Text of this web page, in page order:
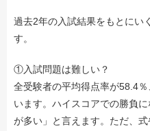
過去2年の入試結果をもとにい
す。
①入試問題は難しい？
全受験者の平均得点率が58.4
います。ハイスコアでの勝負
が多い」と言えます。ただ、